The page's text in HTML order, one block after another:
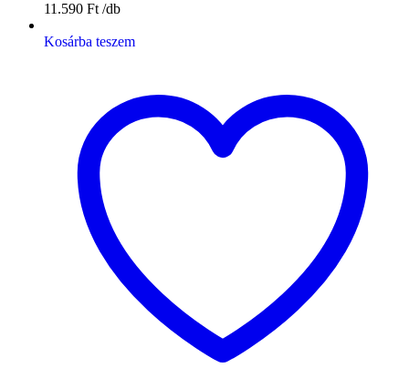
11.590 Ft
Kosárba teszem